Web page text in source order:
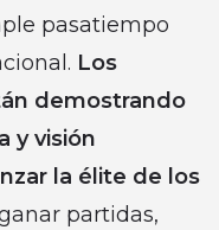
pasatiempo
Los
demostrando
y visión
la élite de los
partidas,